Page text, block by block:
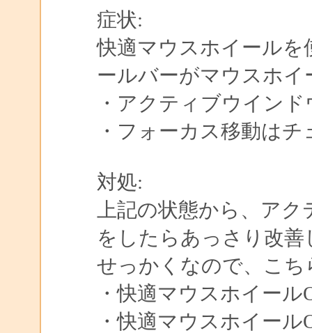
症状:
快適マウスホイールを
ールバーがマウスホ
・アクティブウイン
・フォーカス移動はチ
対処:
上記の状態から、ア
をしたらあっさり改善
せっかくなので、こ
・快適マウスホイー
・快適マウスホイー